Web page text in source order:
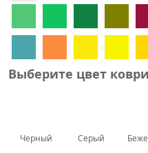
Выберите цвет
Черный Серый